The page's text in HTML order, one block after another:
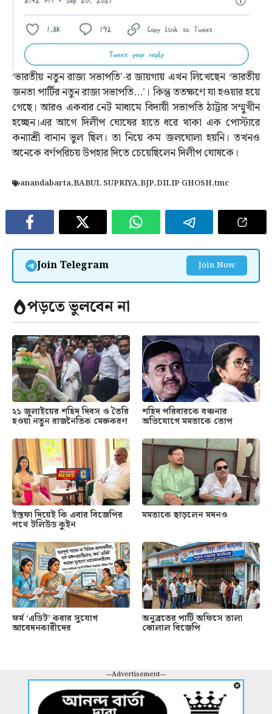
‘ভারতীয় নতুন রাজ্য সভাপতি’-র জায়গায় এখন লিখেছেন ‘ভারতীয়
জনতা পার্টির নতুন রাজ্য সভাপতি…’। কিন্তু ততক্ষণে যা হওয়ার হয়ে
গেছে। আরও একবার নেট মাধ্যমে বিদায়ী সভাপতি ঠাট্টার সম্মুখীন
হচ্ছেন।এর আগে দিলীপ ঘোষের হাতে ধরে থাকা এক পোস্টারে
কন্যাশ্রী বানান ভুল ছিল। তা নিয়ে কম জলঘোলা হয়নি। তখনও
অনেকে বর্ণপরিচয় উপহার দিতে চেয়েছিলেন দিলীপ ঘোষকে।
anandabarta,BABUL SUPRIYA,BJP,DILIP GHOSH,tmc
Join Telegram Join Now
পড়তে ভুলবেন না
২১ জুলাইয়ের শহিদ দিবস ও তৈরি
হওয়া নতুন রাজনৈতিক মেরুকরণ
শহিদ পরিবারকে বঞ্চনার
অভিযোগে মমতাকে তোপ
ইস্তফা দিয়েই কি এবার বিজেপির
পথে টলিউড কুইন
মমতাকে ছাড়লেন মদনও
ফর্ম ‘এডিট’ করার সুযোগ
আবেদনকারীদের
অনুব্রতের পার্টি অফিসে তালা
ঝোলাল বিজেপি
---Advertisement---